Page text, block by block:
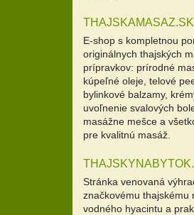
THAJSKAMASAZ.SK
E-shop s kompletnou
originálnych thajských
prípravkov: prírodné
kúpeľné oleje, telové
bylinkové balzamy,
uvoľnenie svalových
masážne mešce a
pre kvalitnú masáž.
Stránka venovaná
značkovému thajskému
vodného hyacintu a